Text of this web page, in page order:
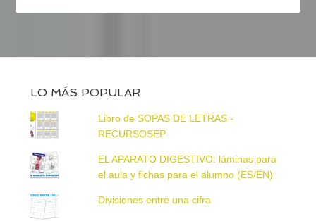
LO MÁS POPULAR
Libro de SOPAS DE LETRAS -
RECURSOSEP
EL APARATO DIGESTIVO: láminas para
el aula y fichas para el alumno (ES/EN)
Divisiones entre una cifra